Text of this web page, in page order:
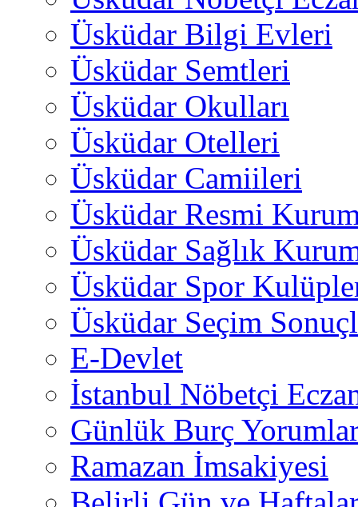
Üsküdar Bilgi Evleri
Üsküdar Semtleri
Üsküdar Okulları
Üsküdar Otelleri
Üsküdar Camiileri
Üsküdar Resmi
Üsküdar Sağlık
Üsküdar Spor
Üsküdar Seçim
E-Devlet
İstanbul Nöbetçi
Günlük Burç
Ramazan İmsakiyesi